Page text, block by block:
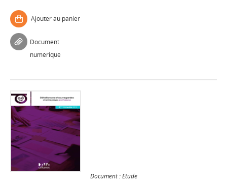
Ajouter au panier
Document
numérique
Document : Etude